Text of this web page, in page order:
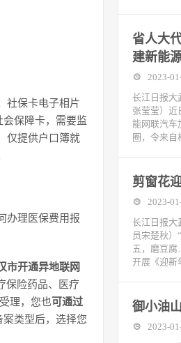
社保卡电子相片
会保障卡，需要监
仅提供户口簿就
办理医保费用报
市开通异地联网
保险药品、医疗
理，您也可通过
类型后，选择您
省人大
建新能
2023-
长江日报
张莹莹）近
能网联汽车
圈，令来自
剪窗花
2023-
长江日报
员宋楚秋）
五，磨豆
开展《迎新
御小油
2023-